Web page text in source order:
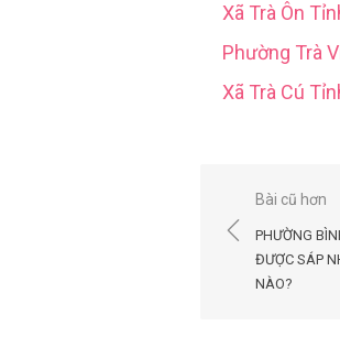
Xã Trà Ôn
Phường Trà
Xã Trà Cú
Điều
hướng
viết
Bài cũ hơn
PHƯỜNG
ĐƯỢC SÁP
NÀO?